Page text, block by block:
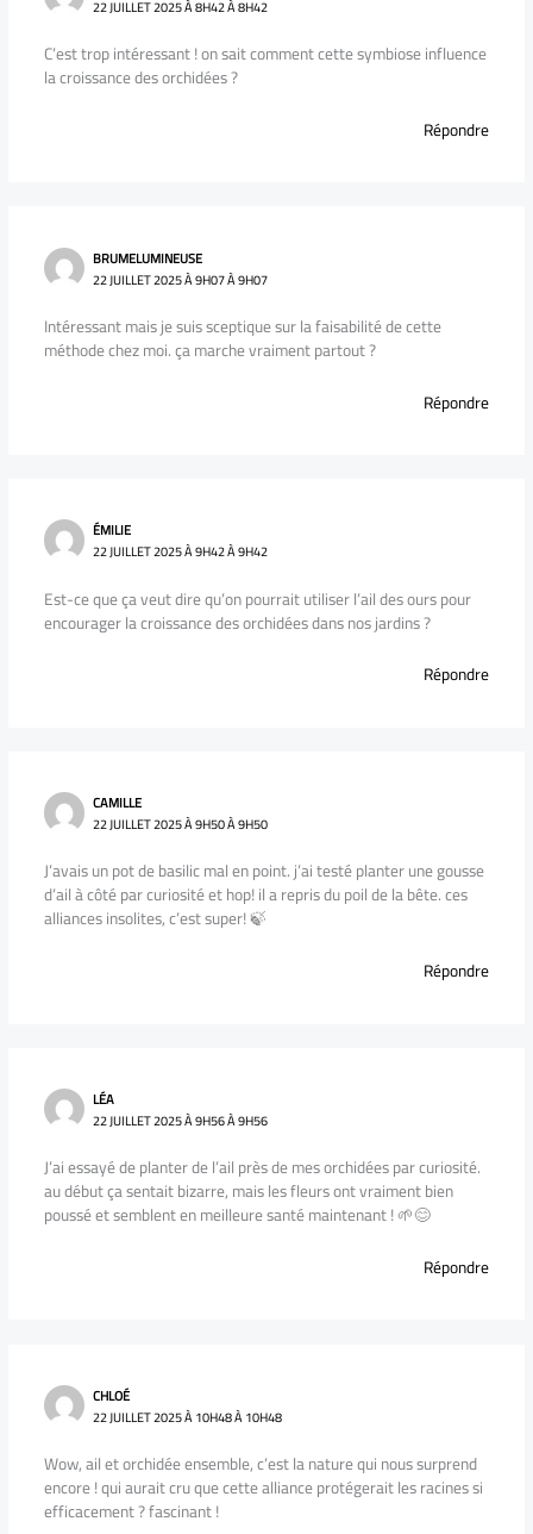
22 JUILLET 2025 À 8H42 À 8H42
C’est trop intéressant ! on sait comment cette symbiose influence
la croissance des orchidées ?
Répondre
BRUMELUMINEUSE
22 JUILLET 2025 À 9H07 À 9H07
Intéressant mais je suis sceptique sur la faisabilité de cette
méthode chez moi. ça marche vraiment partout ?
Répondre
ÉMILIE
22 JUILLET 2025 À 9H42 À 9H42
Est-ce que ça veut dire qu’on pourrait utiliser l’ail des ours pour
encourager la croissance des orchidées dans nos jardins ?
Répondre
CAMILLE
22 JUILLET 2025 À 9H50 À 9H50
J’avais un pot de basilic mal en point. j’ai testé planter une gousse
d’ail à côté par curiosité et hop! il a repris du poil de la bête. ces
alliances insolites, c’est super! 🍃
Répondre
LÉA
22 JUILLET 2025 À 9H56 À 9H56
J’ai essayé de planter de l’ail près de mes orchidées par curiosité.
au début ça sentait bizarre, mais les fleurs ont vraiment bien
poussé et semblent en meilleure santé maintenant ! 🌱😊
Répondre
CHLOÉ
22 JUILLET 2025 À 10H48 À 10H48
Wow, ail et orchidée ensemble, c’est la nature qui nous surprend
encore ! qui aurait cru que cette alliance protégerait les racines si
efficacement ? fascinant !